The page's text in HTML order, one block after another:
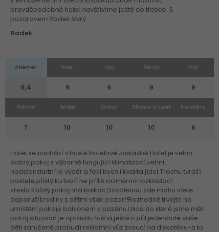
pravděpodobně hotel navštívíme ještě do třetice. S
pozdravem Radek Malý
Radek
Priemer
8,4
Hotel
9
Izba
6
Servis
9
Pláž
9
Poloha
7
Bazén
10
Strava
10
Zábava a šport
10
Pre rodiny
6
Hotel se nachází v husté hotelové zástavbě.Hotel je velmi
dobrý,pokoj s výborně fungující klimatizací,velmi
nadstandartní je výběr a řekl bych i kvalita jídel.Trochu tvrdší
postele,přistýlku tvoří ne příliš rozměrná rozkládací
křesla.Každý pokoj má balkon.Dovolenou zde mohu vřele
doporučit,rodiny s dětmi však pozor!!Rozhodně trvejte na
umístění pokoje balkonem k bazénu.Ulice do které jsme měli
pokoj situován je opravdu rušná,ještě o půl jedenácté vaše
děti zaručeně probudí reklamní vůz zvoucí na diskotéku-a to